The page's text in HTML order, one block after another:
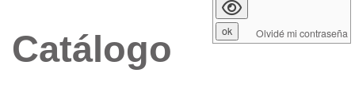
Catálogo Olvidé mi contraseña